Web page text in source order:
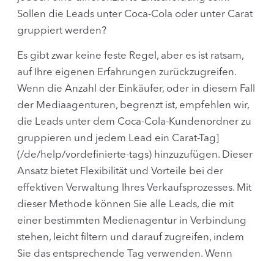
Sollen die Leads unter Coca-Cola oder unter Carat
gruppiert werden?
Es gibt zwar keine feste Regel, aber es ist ratsam,
auf Ihre eigenen Erfahrungen zurückzugreifen.
Wenn die Anzahl der Einkäufer, oder in diesem Fall
der Mediaagenturen, begrenzt ist, empfehlen wir,
die Leads unter dem Coca-Cola-Kundenordner zu
gruppieren und jedem Lead ein Carat-Tag]
(/de/help/vordefinierte-tags) hinzuzufügen. Dieser
Ansatz bietet Flexibilität und Vorteile bei der
effektiven Verwaltung Ihres Verkaufsprozesses. Mit
dieser Methode können Sie alle Leads, die mit
einer bestimmten Medienagentur in Verbindung
stehen, leicht filtern und darauf zugreifen, indem
Sie das entsprechende Tag verwenden. Wenn